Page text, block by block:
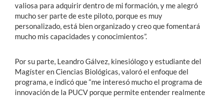
valiosa para adquirir dentro de mi formación, y me alegró
mucho ser parte de este piloto, porque es muy
personalizado, está bien organizado y creo que fomentará
mucho mis capacidades y conocimientos”.
Por su parte, Leandro Gálvez, kinesiólogo y estudiante del
Magíster en Ciencias Biológicas, valoró el enfoque del
programa, e indicó que “me interesó mucho el programa de
innovación de la PUCV porque permite entender realmente